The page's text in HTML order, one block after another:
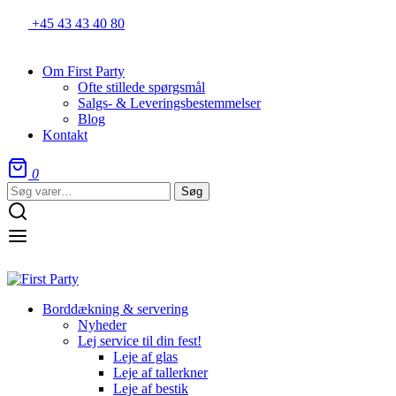
+45 43 43 40 80
Om First Party
Ofte stillede spørgsmål
Salgs- & Leveringsbestemmelser
Blog
Kontakt
0
Søg
efter:
Søg
Borddækning & servering
Nyheder
Lej service til din fest!
Leje af glas
Leje af tallerkner
Leje af bestik